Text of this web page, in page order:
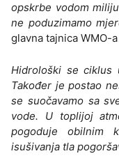
opskrbe vodom
ne poduzimamo
glavna tajnica WMO-
Hidrološki se ciklus
Također je postao
se suočavamo sa
vode. U toplijoj
pogoduje obilnim
isušivanja tla